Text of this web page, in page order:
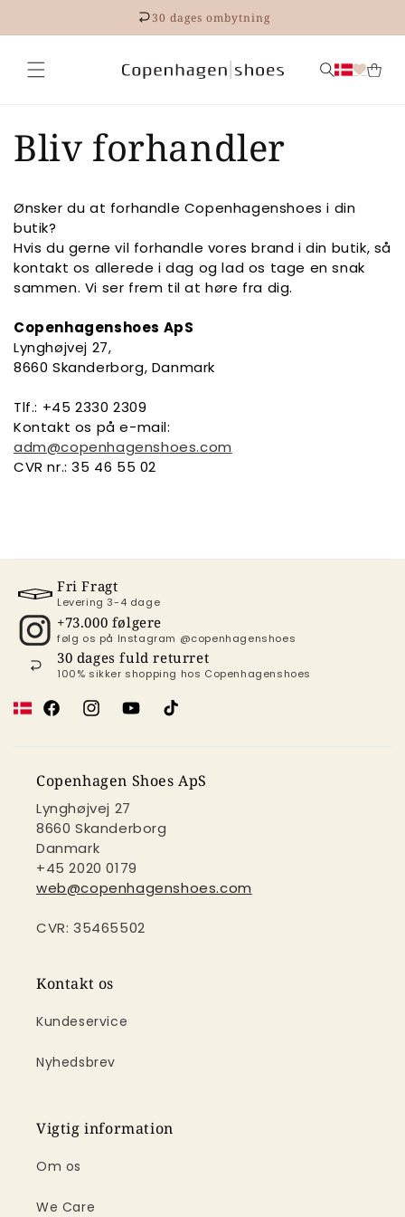
30 dages ombytning
Bliv forhandler
Ønsker du at forhandle Copenhagenshoes i din
butik?
Hvis du gerne vil forhandle vores brand i din butik, så
kontakt os allerede i dag og lad os tage en snak
sammen. Vi ser frem til at høre fra dig.
Copenhagenshoes ApS
Lynghøjvej 27,
8660 Skanderborg, Danmark
Tlf.: +45 2330 2309
Kontakt os på e-mail:
adm@copenhagenshoes.com
CVR nr.: 35 46 55 02
Fri Fragt
Levering 3-4 dage
+73.000 følgere
følg os på Instagram @copenhagenshoes
30 dages fuld returret
100% sikker shopping hos Copenhagenshoes
FacebookInstagramYouTubeTikTok
Copenhagen Shoes ApS
Lynghøjvej 27
8660 Skanderborg
Danmark
+45 2020 0179
web@copenhagenshoes.com
CVR: 35465502
Kontakt os
Kundeservice
Nyhedsbrev
Vigtig information
Om os
We Care